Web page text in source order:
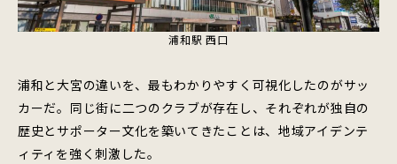
浦和駅 西口
浦和と大宮の違いを、最もわかりやすく可視化したのがサッ
カーだ。同じ街に二つのクラブが存在し、それぞれが独自の
歴史とサポーター文化を築いてきたことは、地域アイデンテ
ィティを強く刺激した。